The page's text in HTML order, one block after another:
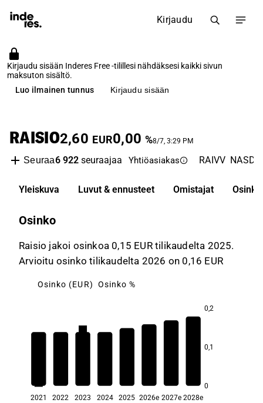
Kirjaudu
Kirjaudu sisään Inderes Free -tilillesi nähdäksesi kaikki sivun
maksuton sisältö.
Luo ilmainen tunnus
Kirjaudu sisään
RAISIO2,60 EUR0,00 %8/7, 3:29 PM
Seuraa6 922seuraajaa Yhtiöasiakas RAIVV
Yleiskuva Luvut & ennusteet Omistajat Osinko
Osinko
Raisio jakoi osinkoa 0,15 EUR tilikaudelta 2025.
Arvioitu osinko tilikaudelta 2026 on 0,16 EUR
Osinko (EUR) Osinko %
0,2
0,1
0
2021 2022 2023 2024 2025 2026e 2027e 2028e